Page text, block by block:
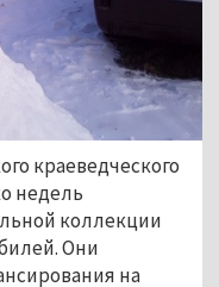
краеведческого
недель
коллекции
Они
на